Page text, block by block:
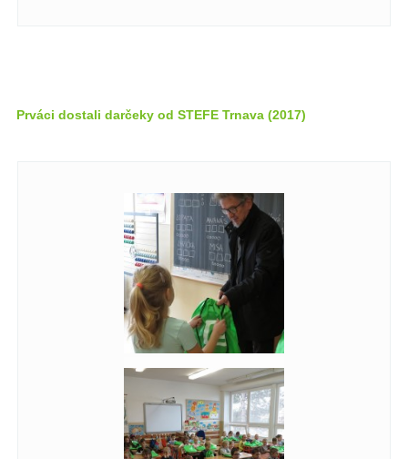
Prváci dostali darčeky od STEFE Trnava (2017)